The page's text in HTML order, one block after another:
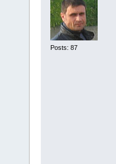
Posts: 87